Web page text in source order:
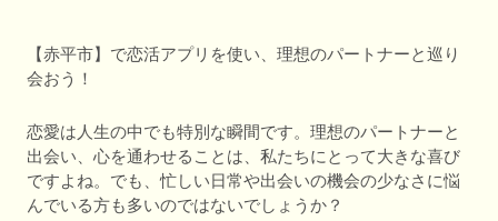
【赤平市】で恋活アプリを使い、理想のパートナーと巡り
会おう！
恋愛は人生の中でも特別な瞬間です。理想のパートナーと
出会い、心を通わせることは、私たちにとって大きな喜び
ですよね。でも、忙しい日常や出会いの機会の少なさに悩
んでいる方も多いのではないでしょうか？